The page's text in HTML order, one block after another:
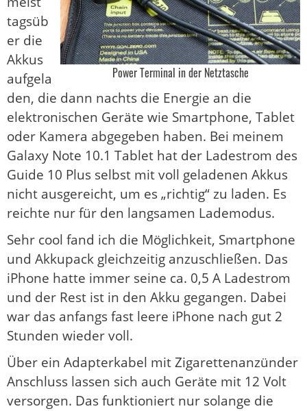
Power Terminal in der Netztasche
tagsüb
er die
Akkus
aufgela
den, die dann nachts die Energie an die
elektronischen Geräte wie Smartphone, Tablet
oder Kamera abgegeben haben. Bei meinem
Galaxy Note 10.1 Tablet hat der Ladestrom des
Guide 10 Plus selbst mit voll geladenen Akkus
nicht ausgereicht, um es „richtig“ zu laden. Es
reichte nur für den langsamen Lademodus.
Sehr cool fand ich die Möglichkeit, Smartphone
und Akkupack gleichzeitig anzuschließen. Das
iPhone hatte immer seine ca. 0,5 A Ladestrom
und der Rest ist in den Akku gegangen. Dabei
war das anfangs fast leere iPhone nach gut 2
Stunden wieder voll.
Über ein Adapterkabel mit Zigarettenanzünder
Anschluss lassen sich auch Geräte mit 12 Volt
versorgen. Das funktioniert nur solange die